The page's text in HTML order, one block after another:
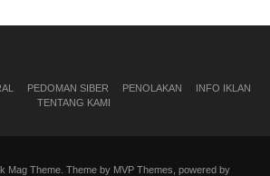
PEDOMAN SIBER PENOLAKAN
INFO IKLAN
TENTANG KAMI
Mag Theme. Theme by MVP Themes, powered by